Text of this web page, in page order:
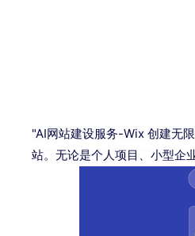
"AI网站建设服务-Wix 创建无
站。无论是个人项目、小型企